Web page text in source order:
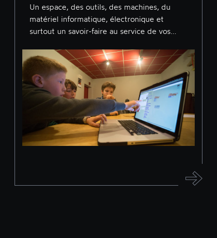
Un espace, des outils, des machines, du
matériel informatique, électronique et
surtout un savoir-faire au service de vos...